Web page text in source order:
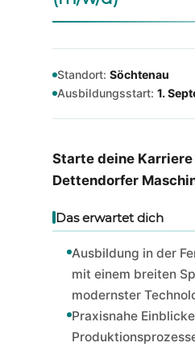
Standort: Söchtenau
Ausbildungsstart: 1.
Starte deine
Dettendorfer
Das erwartet dich
Ausbildung in der
mit einem breiten
modernster
Praxisnahe